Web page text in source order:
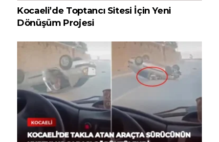
Kocaeli’de Toptancı Sitesi İçin Yeni
Dönüşüm Projesi